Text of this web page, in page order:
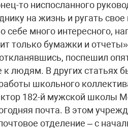
то ниспосланного
на жизнь и ругать
себе много интересного,
только бумажки и
поспешил
к людям. В других статьях
школьного
182-й мужской школы
почта. В этом
отделение – с